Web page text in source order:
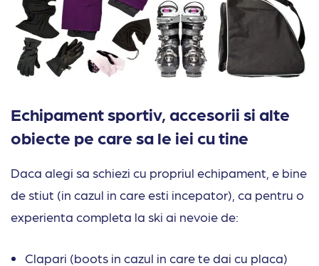
Echipament sportiv, accesorii si alte
obiecte pe care sa le iei cu tine
Daca alegi sa schiezi cu propriul echipament, e bine
de stiut (in cazul in care esti incepator), ca pentru o
experienta completa la ski ai nevoie de:
Clapari (boots in cazul in care te dai cu placa)